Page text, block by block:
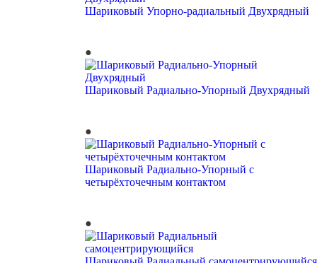
Шариковый Упорно-радиальный Двухрядный
Шариковый Радиально-Упорный Двухрядный
Шариковый Радиально-Упорный с
четырёхточечным контактом